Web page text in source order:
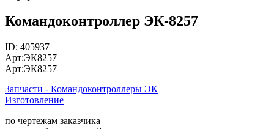
Командоконтроллер ЭК-8257
ID: 405937
Арт:ЭК8257
Арт:ЭК8257
Запчасти - Командоконтроллеры ЭК
Изготовление
по чертежам заказчика